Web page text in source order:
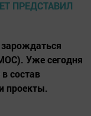
зарождаться
Уже сегодня
состав
проекты.